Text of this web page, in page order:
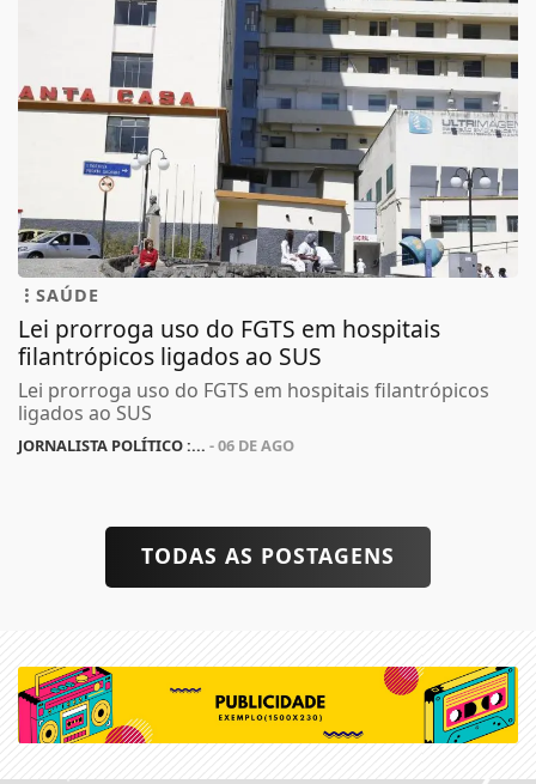
SAÚDE
Lei prorroga uso do FGTS em hospitais
filantrópicos ligados ao SUS
Lei prorroga uso do FGTS em hospitais filantrópicos
ligados ao SUS
JORNALISTA POLÍTICO :... - 06 DE AGO
TODAS AS POSTAGENS